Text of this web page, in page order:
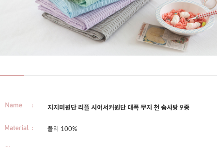
지지미원단 리플 시어서커원단 대폭 무지 천 솜사탕 9종
폴리 100%